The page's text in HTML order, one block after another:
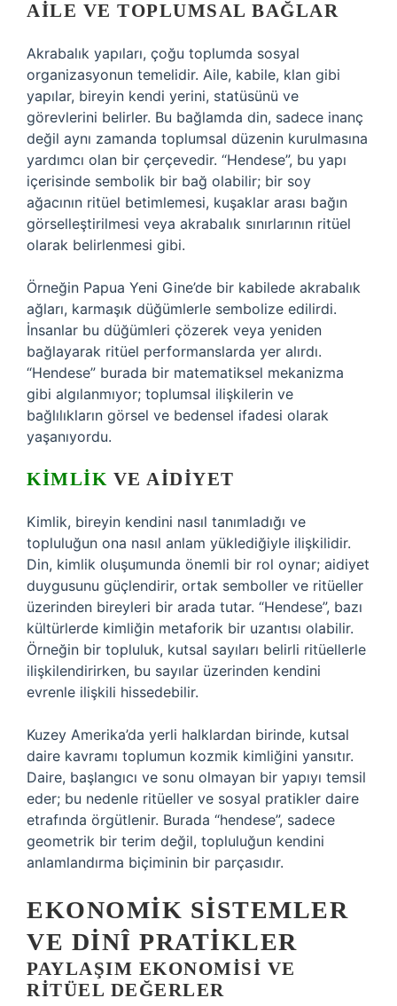
AILE VE TOPLUMSAL BAĞLAR
Akrabalık yapıları, çoğu toplumda sosyal
organizasyonun temelidir. Aile, kabile, klan gibi
yapılar, bireyin kendi yerini, statüsünü ve
görevlerini belirler. Bu bağlamda din, sadece inanç
değil aynı zamanda toplumsal düzenin kurulmasına
yardımcı olan bir çerçevedir. “Hendese”, bu yapı
içerisinde sembolik bir bağ olabilir; bir soy
ağacının ritüel betimlemesi, kuşaklar arası bağın
görselleştirilmesi veya akrabalık sınırlarının ritüel
olarak belirlenmesi gibi.
Örneğin Papua Yeni Gine’de bir kabilede akrabalık
ağları, karmaşık düğümlerle sembolize edilirdi.
İnsanlar bu düğümleri çözerek veya yeniden
bağlayarak ritüel performanslarda yer alırdı.
“Hendese” burada bir matematiksel mekanizma
gibi algılanmıyor; toplumsal ilişkilerin ve
bağlılıkların görsel ve bedensel ifadesi olarak
yaşanıyordu.
KIMLIK VE AIDIYET
Kimlik, bireyin kendini nasıl tanımladığı ve
topluluğun ona nasıl anlam yüklediğiyle ilişkilidir.
Din, kimlik oluşumunda önemli bir rol oynar; aidiyet
duygusunu güçlendirir, ortak semboller ve ritüeller
üzerinden bireyleri bir arada tutar. “Hendese”, bazı
kültürlerde kimliğin metaforik bir uzantısı olabilir.
Örneğin bir topluluk, kutsal sayıları belirli ritüellerle
ilişkilendirirken, bu sayılar üzerinden kendini
evrenle ilişkili hissedebilir.
Kuzey Amerika’da yerli halklardan birinde, kutsal
daire kavramı toplumun kozmik kimliğini yansıtır.
Daire, başlangıcı ve sonu olmayan bir yapıyı temsil
eder; bu nedenle ritüeller ve sosyal pratikler daire
etrafında örgütlenir. Burada “hendese”, sadece
geometrik bir terim değil, topluluğun kendini
anlamlandırma biçiminin bir parçasıdır.
EKONOMIK SISTEMLER
VE DINÎ PRATIKLER
PAYLAŞIM EKONOMISI VE
RITÜEL DEĞERLER